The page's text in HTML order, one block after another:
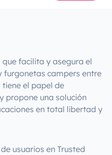
facilita y asegura el
furgonetas campers entre
el papel de
propone una solución
en total libertad y
usuarios en Trusted